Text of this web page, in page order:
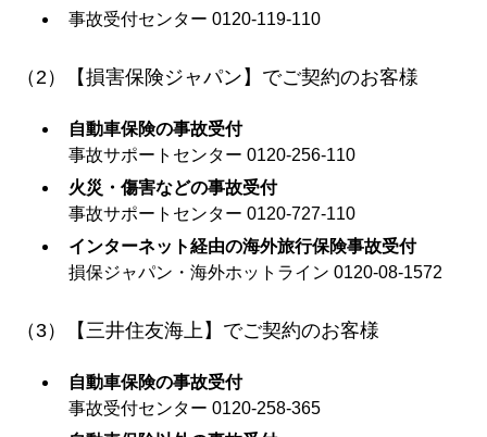
事故受付センター 0120-119-110
（2）【損害保険ジャパン】でご契約のお客様
自動車保険の事故受付
事故サポートセンター 0120-256-110
火災・傷害などの事故受付
事故サポートセンター 0120-727-110
インターネット経由の海外旅行保険事故受付
損保ジャパン・海外ホットライン 0120-08-1572
（3）【三井住友海上】でご契約のお客様
自動車保険の事故受付
事故受付センター 0120-258-365